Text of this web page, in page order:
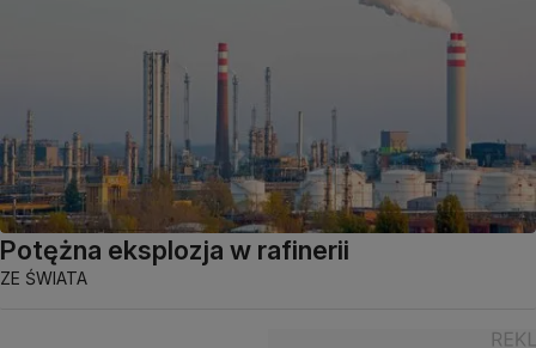
Potężna eksplozja w rafinerii
ZE ŚWIATA